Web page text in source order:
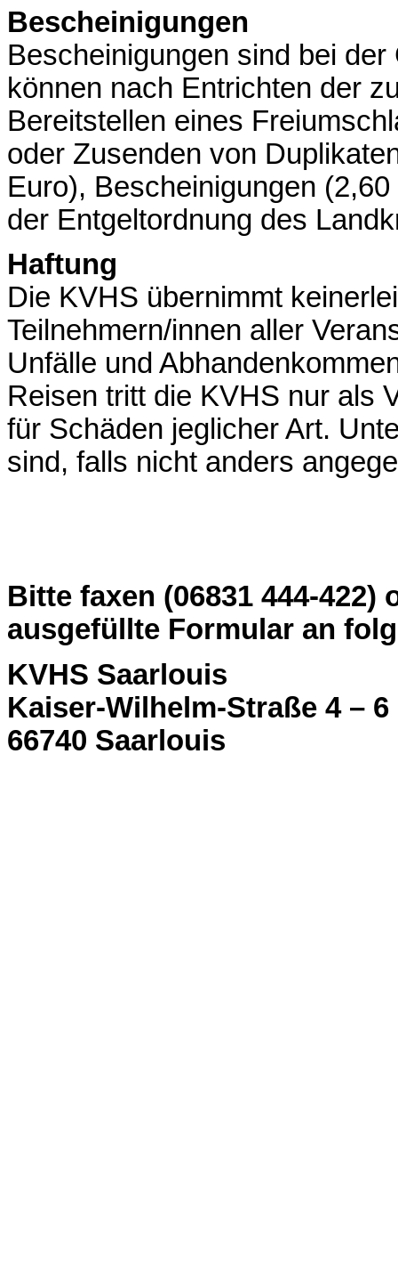
Bescheinigungen
Bescheinigungen sind bei
können nach Entrichten der
Bereitstellen eines
oder Zusenden von
Euro), Bescheinigungen
der Entgeltordnung des
Haftung
Die KVHS übernimmt
Teilnehmern/innen aller
Unfälle und
Reisen tritt die KVHS nur als
für Schäden jeglicher Art.
sind, falls nicht anders
Bitte faxen (06831 444-
ausgefüllte Formular an
KVHS Saarlouis
Kaiser-Wilhelm-Straße 4 – 6
66740 Saarlouis